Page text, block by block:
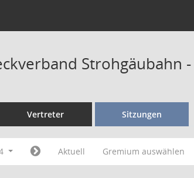
Strohgäubahn
Vertreter Sitzungen
Aktuell Gremium auswählen